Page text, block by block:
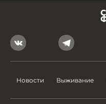
Новости Выживание